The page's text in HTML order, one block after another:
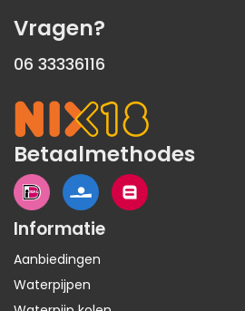
Vragen?
06 33336116
Betaalmethodes
Informatie
Aanbiedingen
Waterpijpen